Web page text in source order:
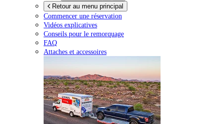
Retour au menu principal
Commencer une réservation
Vidéos explicatives
Conseils pour le remorquage
FAQ
Attaches et accessoires